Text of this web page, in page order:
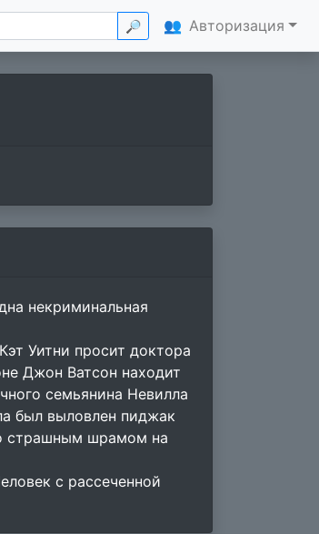
🔎 👥 Авторизация
некриминальная
Уитни просит доктора
Джон Ватсон находит
семьянина Невилла
был выловлен пиджак
страшным шрамом на
с рассеченной